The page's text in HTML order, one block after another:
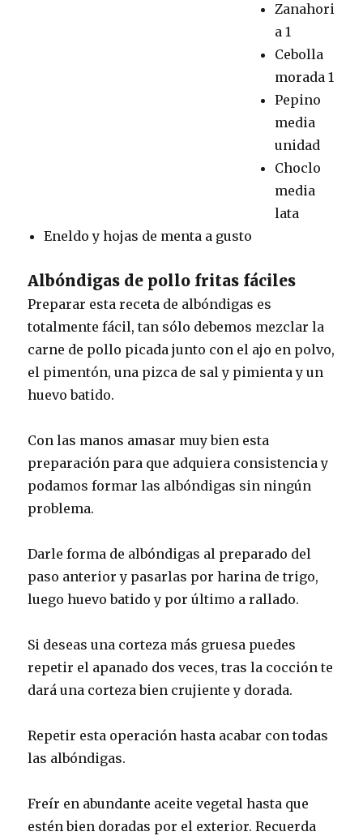
Zanahori
a 1
Cebolla
morada 1
Pepino
media
unidad
Choclo
media
lata
Eneldo y hojas de menta a gusto
Albóndigas de pollo fritas fáciles
Preparar esta receta de albóndigas es
totalmente fácil, tan sólo debemos mezclar la
carne de pollo picada junto con el ajo en polvo,
el pimentón, una pizca de sal y pimienta y un
huevo batido.
Con las manos amasar muy bien esta
preparación para que adquiera consistencia y
podamos formar las albóndigas sin ningún
problema.
Darle forma de albóndigas al preparado del
paso anterior y pasarlas por harina de trigo,
luego huevo batido y por último a rallado.
Si deseas una corteza más gruesa puedes
repetir el apanado dos veces, tras la cocción te
dará una corteza bien crujiente y dorada.
Repetir esta operación hasta acabar con todas
las albóndigas.
Freír en abundante aceite vegetal hasta que
estén bien doradas por el exterior. Recuerda